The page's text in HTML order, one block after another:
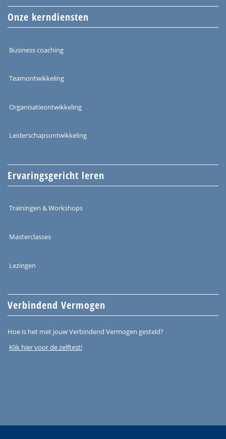
Onze kerndiensten
Business coaching
Teamontwikkeling
Organisatieontwikkeling
Leiderschapsontwikkeling
Ervaringsgericht leren
Trainingen & Workshops
Masterclasses
Lezingen
Verbindend Vermogen
Hoe is het met jouw Verbindend Vermogen gesteld?
Klik hier voor de zelftest!